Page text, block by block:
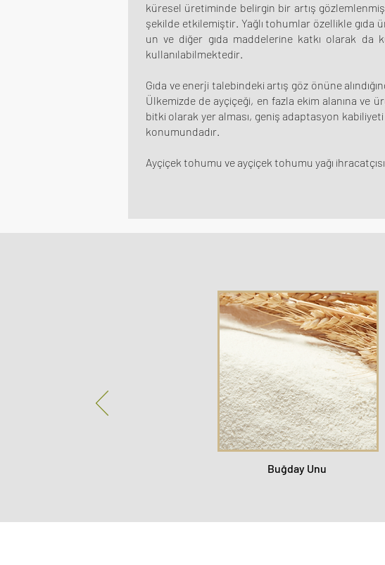
küresel üretiminde belirgin bir artış
şekilde etkilemiştir. Yağlı tohumlar özellikle
un ve diğer gıda maddelerine katkı olarak da
kullanılabilmektedir.
Gıda ve enerji talebindeki artış göz önüne
Ülkemizde de ayçiçeği, en fazla ekim alanına ve
bitki olarak yer alması, geniş adaptasyon
konumundadır.
Ayçiçek tohumu ve ayçiçek tohumu yağı
Buğday Unu